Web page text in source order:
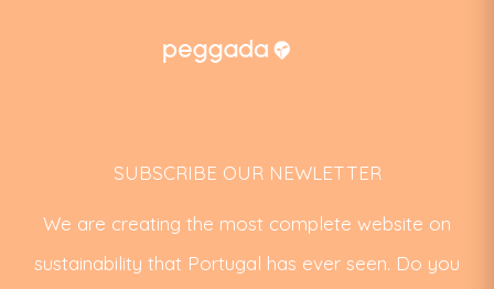
SUBSCRIBE OUR NEWLETTER
We are creating the most complete website on
sustainability that Portugal has ever seen. Do you